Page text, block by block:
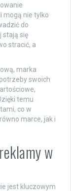
mogą nie tylko
do
stają się
stracić, a
marka
swoich
temu
co w
marce, jak i
w
jest kluczowym